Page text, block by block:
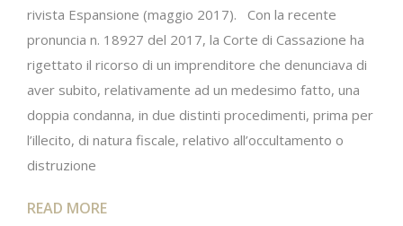
rivista Espansione (maggio 2017). Con la recente
pronuncia n. 18927 del 2017, la Corte di Cassazione ha
rigettato il ricorso di un imprenditore che denunciava di
aver subito, relativamente ad un medesimo fatto, una
doppia condanna, in due distinti procedimenti, prima per
l’illecito, di natura fiscale, relativo all’occultamento o
distruzione
READ MORE